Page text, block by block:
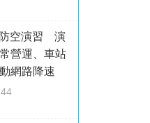
空演習 演
營運、車站
網路降速